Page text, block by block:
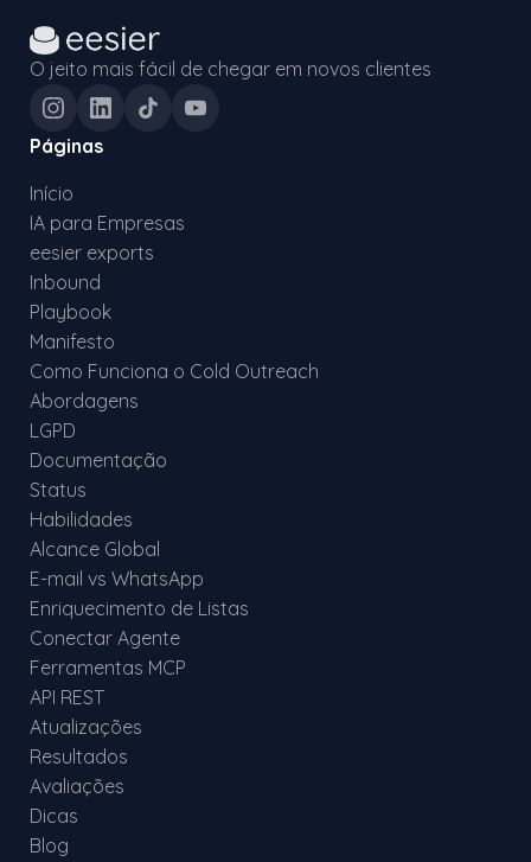
O jeito mais fácil de chegar em novos clientes
Páginas
Início
IA para Empresas
eesier exports
Inbound
Playbook
Manifesto
Como Funciona o Cold Outreach
Abordagens
LGPD
Documentação
Status
Habilidades
Alcance Global
E-mail vs WhatsApp
Enriquecimento de Listas
Conectar Agente
Ferramentas MCP
API REST
Atualizações
Resultados
Avaliações
Dicas
Blog